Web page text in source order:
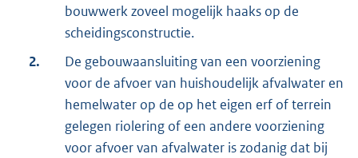
bouwwerk zoveel mogelijk haaks op de
scheidingsconstructie.
2.
De gebouwaansluiting van een voorziening
voor de afvoer van huishoudelijk afvalwater en
hemelwater op de op het eigen erf of terrein
gelegen riolering of een andere voorziening
voor afvoer van afvalwater is zodanig dat bij